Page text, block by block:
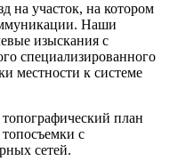
на участок, на котором
Наши
изыскания с
специализированного
местности к системе
топографический план
топосъемки с
сетей.